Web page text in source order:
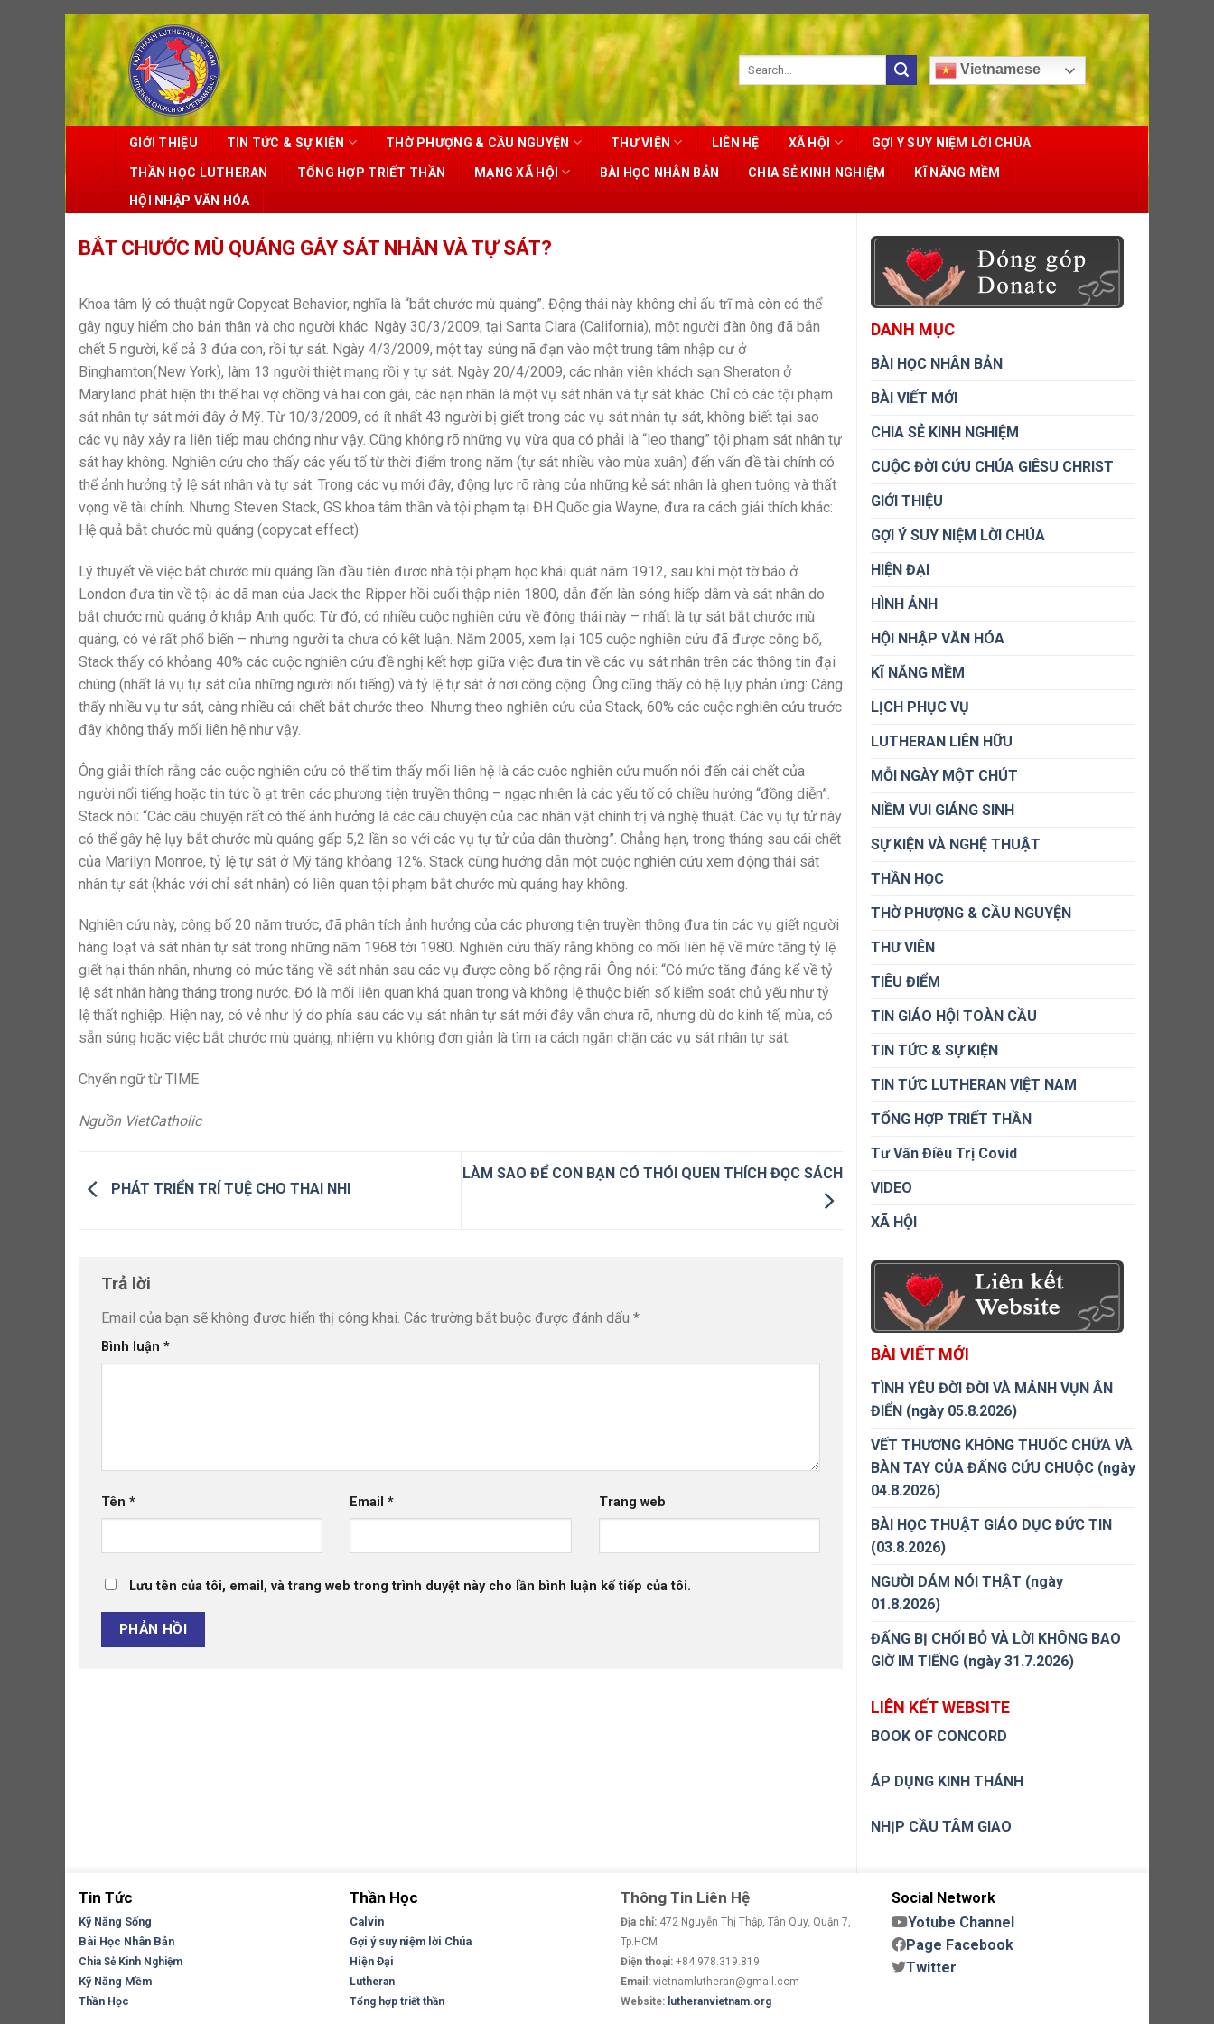
Skip
to
content
Vietnamese
GIỚI THIỆU TIN TỨC & SỰ KIỆN THỜ PHƯỢNG & CẦU NGUYỆN THƯ VIỆN LIÊN HỆ XÃ HỘI GỢI Ý SUY NIỆM LỜI CHÚA
THẦN HỌC LUTHERAN TỔNG HỢP TRIẾT THẦN MẠNG XÃ HỘI BÀI HỌC NHÂN BẢN CHIA SẺ KINH NGHIỆM
KĨ NĂNG MỀM
HỘI NHẬP VĂN HÓA
BẮT CHƯỚC MÙ QUÁNG GÂY SÁT NHÂN VÀ TỰ SÁT?
Khoa tâm lý có thuật ngữ Copycat Behavior, nghĩa là “bắt chước mù quáng”. Động thái này không chỉ ấu trĩ mà còn có thể
gây nguy hiểm cho bản thân và cho người khác. Ngày 30/3/2009, tại Santa Clara (California), một người đàn ông đã bắn
chết 5 người, kể cả 3 đứa con, rồi tự sát. Ngày 4/3/2009, một tay súng nã đạn vào một trung tâm nhập cư ở
Binghamton(New York), làm 13 người thiệt mạng rồi y tự sát. Ngày 20/4/2009, các nhân viên khách sạn Sheraton ở
Maryland phát hiện thi thể hai vợ chồng và hai con gái, các nạn nhân là một vụ sát nhân và tự sát khác. Chỉ có các tội phạm
sát nhân tự sát mới đây ở Mỹ. Từ 10/3/2009, có ít nhất 43 người bị giết trong các vụ sát nhân tự sát, không biết tại sao
các vụ này xảy ra liên tiếp mau chóng như vậy. Cũng không rõ những vụ vừa qua có phải là “leo thang” tội phạm sát nhân tự
sát hay không. Nghiên cứu cho thấy các yếu tố từ thời điểm trong năm (tự sát nhiều vào mùa xuân) đến vấn đề tài chính có
thể ảnh hưởng tỷ lệ sát nhân và tự sát. Trong các vụ mới đây, động lực rõ ràng của những kẻ sát nhân là ghen tuông và thất
vọng về tài chính. Nhưng Steven Stack, GS khoa tâm thần và tội phạm tại ĐH Quốc gia Wayne, đưa ra cách giải thích khác:
Hệ quả bắt chước mù quáng (copycat effect).
Lý thuyết về việc bắt chước mù quáng lần đầu tiên được nhà tội phạm học khái quát năm 1912, sau khi một tờ báo ở
London đưa tin về tội ác dã man của Jack the Ripper hồi cuối thập niên 1800, dẫn đến làn sóng hiếp dâm và sát nhân do
bắt chước mù quáng ở khắp Anh quốc. Từ đó, có nhiều cuộc nghiên cứu về động thái này – nhất là tự sát bắt chước mù
quáng, có vẻ rất phổ biến – nhưng người ta chưa có kết luận. Năm 2005, xem lại 105 cuộc nghiên cứu đã được công bố,
Stack thấy có khỏang 40% các cuộc nghiên cứu đề nghị kết hợp giữa việc đưa tin về các vụ sát nhân trên các thông tin đại
chúng (nhất là vụ tự sát của những người nổi tiếng) và tỷ lệ tự sát ở nơi công cộng. Ông cũng thấy có hệ lụy phản ứng: Càng
thấy nhiều vụ tự sát, càng nhiều cái chết bắt chước theo. Nhưng theo nghiên cứu của Stack, 60% các cuộc nghiên cứu trước
đây không thấy mối liên hệ như vậy.
Ông giải thích rằng các cuộc nghiên cứu có thể tìm thấy mối liên hệ là các cuộc nghiên cứu muốn nói đến cái chết của
người nổi tiếng hoặc tin tức ồ ạt trên các phương tiện truyền thông – ngạc nhiên là các yếu tố có chiều hướng “đồng diễn”.
Stack nói: “Các câu chuyện rất có thể ảnh hưởng là các câu chuyện của các nhân vật chính trị và nghệ thuật. Các vụ tự tử này
có thể gây hệ lụy bắt chước mù quáng gấp 5,2 lần so với các vụ tự tử của dân thường”. Chẳng hạn, trong tháng sau cái chết
của Marilyn Monroe, tỷ lệ tự sát ở Mỹ tăng khỏang 12%. Stack cũng hướng dẫn một cuộc nghiên cứu xem động thái sát
nhân tự sát (khác với chỉ sát nhân) có liên quan tội phạm bắt chước mù quáng hay không.
Nghiên cứu này, công bố 20 năm trước, đã phân tích ảnh hưởng của các phương tiện truyền thông đưa tin các vụ giết người
hàng loạt và sát nhân tự sát trong những năm 1968 tới 1980. Nghiên cứu thấy rằng không có mối liên hệ về mức tăng tỷ lệ
giết hại thân nhân, nhưng có mức tăng về sát nhân sau các vụ được công bố rộng rãi. Ông nói: “Có mức tăng đáng kể về tỷ
lệ sát nhân hàng tháng trong nước. Đó là mối liên quan khá quan trong và không lệ thuộc biến số kiểm soát chủ yếu như tỷ
lệ thất nghiệp. Hiện nay, có vẻ như lý do phía sau các vụ sát nhân tự sát mới đây vẫn chưa rõ, nhưng dù do kinh tế, mùa, có
sẵn súng hoặc việc bắt chước mù quáng, nhiệm vụ không đơn giản là tìm ra cách ngăn chặn các vụ sát nhân tự sát.
Chyển ngữ từ TIME
Nguồn VietCatholic
PHÁT TRIỂN TRÍ TUỆ CHO THAI NHI
LÀM SAO ĐỂ CON BẠN CÓ THÓI QUEN THÍCH ĐỌC SÁCH
Trả lời
Email của bạn sẽ không được hiển thị công khai. Các trường bắt buộc được đánh dấu *
Bình luận *
Tên * Email* Trang web
Lưu tên của tôi, email, và trang web trong trình duyệt này cho lần bình luận kế tiếp của tôi.
DANH MỤC
BÀI HỌC NHÂN BẢN
BÀI VIẾT MỚI
CHIA SẺ KINH NGHIỆM
CUỘC ĐỜI CỨU CHÚA GIÊSU CHRIST
GIỚI THIỆU
GỢI Ý SUY NIỆM LỜI CHÚA
HIỆN ĐẠI
HÌNH ẢNH
HỘI NHẬP VĂN HÓA
KĨ NĂNG MỀM
LỊCH PHỤC VỤ
LUTHERAN LIÊN HỮU
MỖI NGÀY MỘT CHÚT
NIỀM VUI GIÁNG SINH
SỰ KIỆN VÀ NGHỆ THUẬT
THẦN HỌC
THỜ PHƯỢNG & CẦU NGUYỆN
THƯ VIÊN
TIÊU ĐIỂM
TIN GIÁO HỘI TOÀN CẦU
TIN TỨC & SỰ KIỆN
TIN TỨC LUTHERAN VIỆT NAM
TỔNG HỢP TRIẾT THẦN
Tư Vấn Điều Trị Covid
VIDEO
XÃ HỘI
BÀI VIẾT MỚI
TÌNH YÊU ĐỜI ĐỜI VÀ MẢNH VỤN ÂN
ĐIỂN (ngày 05.8.2026)
VẾT THƯƠNG KHÔNG THUỐC CHỮA VÀ
BÀN TAY CỦA ĐẤNG CỨU CHUỘC (ngày
04.8.2026)
BÀI HỌC THUẬT GIÁO DỤC ĐỨC TIN
(03.8.2026)
NGƯỜI DÁM NÓI THẬT (ngày
01.8.2026)
ĐẤNG BỊ CHỐI BỎ VÀ LỜI KHÔNG BAO
GIỜ IM TIẾNG (ngày 31.7.2026)
LIÊN KẾT WEBSITE
BOOK OF CONCORD
ÁP DỤNG KINH THÁNH
NHỊP CẦU TÂM GIAO
Tin Tức
Kỹ Năng Sống
Bài Học Nhân Bản
Chia Sẻ Kinh Nghiệm
Kỹ Năng Mềm
Thần Học
Thần Học
Calvin
Gợi ý suy niệm lời Chúa
Hiện Đại
Lutheran
Tổng hợp triết thần
Thông Tin Liên Hệ
Địa chỉ: 472 Nguyễn Thị Thập, Tân Quy, Quận 7,
Tp.HCM
Điện thoại: +84.978.319.819
Email: vietnamlutheran@gmail.com
Website: lutheranvietnam.org
Social Network
Yotube Channel
Page Facebook
Twitter